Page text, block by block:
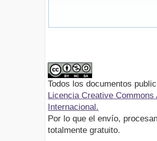
Todos los documentos
Licencia Creative
Internacional.
Por lo que el envío,
totalmente gratuito.